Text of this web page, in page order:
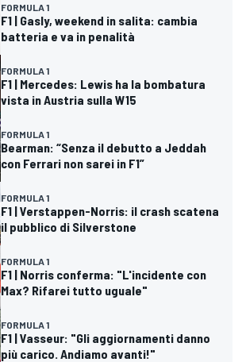
FORMULA 1
F1 | Gasly, weekend in salita: cambia
batteria e va in penalità
FORMULA 1
F1 | Mercedes: Lewis ha la bombatura
vista in Austria sulla W15
FORMULA 1
Bearman: “Senza il debutto a Jeddah
con Ferrari non sarei in F1”
FORMULA 1
F1 | Verstappen-Norris: il crash scatena
il pubblico di Silverstone
FORMULA 1
F1 | Norris conferma: "L'incidente con
Max? Rifarei tutto uguale"
FORMULA 1
F1 | Vasseur: "Gli aggiornamenti danno
più carico. Andiamo avanti!"